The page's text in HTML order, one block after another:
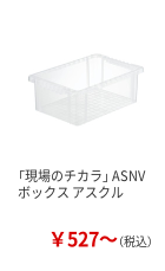
「現場のチカラ」 ASNV
ボックス アスクル
￥527～（税込）